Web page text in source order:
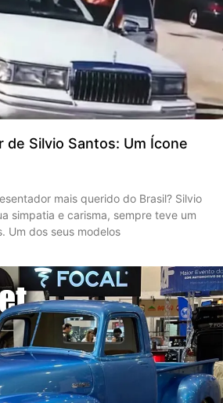
de Silvio Santos: Um Ícone
mais querido do Brasil? Silvio
simpatia e carisma, sempre teve um
Um dos seus modelos